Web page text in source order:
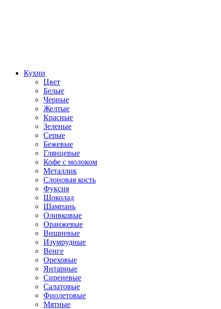
Кухни
Цвет
Белые
Черные
Желтые
Красные
Зеленые
Серые
Бежевые
Глянцевые
Кофе с молоком
Металлик
Слоновая кость
Фуксия
Шоколад
Шампань
Оливковые
Оранжевые
Вишневые
Изумрудные
Венге
Ореховые
Янтарные
Сиреневые
Салатовые
Фиолетовые
Мятные